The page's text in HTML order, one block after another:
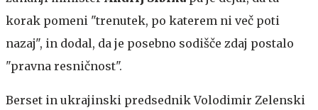
korak pomeni "trenutek, po katerem ni več poti
nazaj", in dodal, da je posebno sodišče zdaj postalo
"pravna resničnost".
Berset in ukrajinski predsednik Volodimir Zelenski